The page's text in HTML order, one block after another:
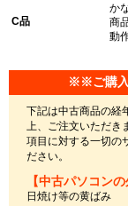
C品
か
商
動
※※ご購
下記は中古商品の経
上、ご注文いただき
項目に対する一切の
ださい。
【中古パソコン
日焼け等の黄ばみ